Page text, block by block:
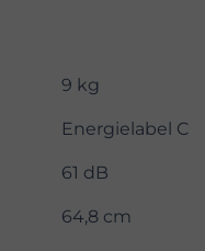
9 kg
Energielabel C
61 dB
64,8 cm